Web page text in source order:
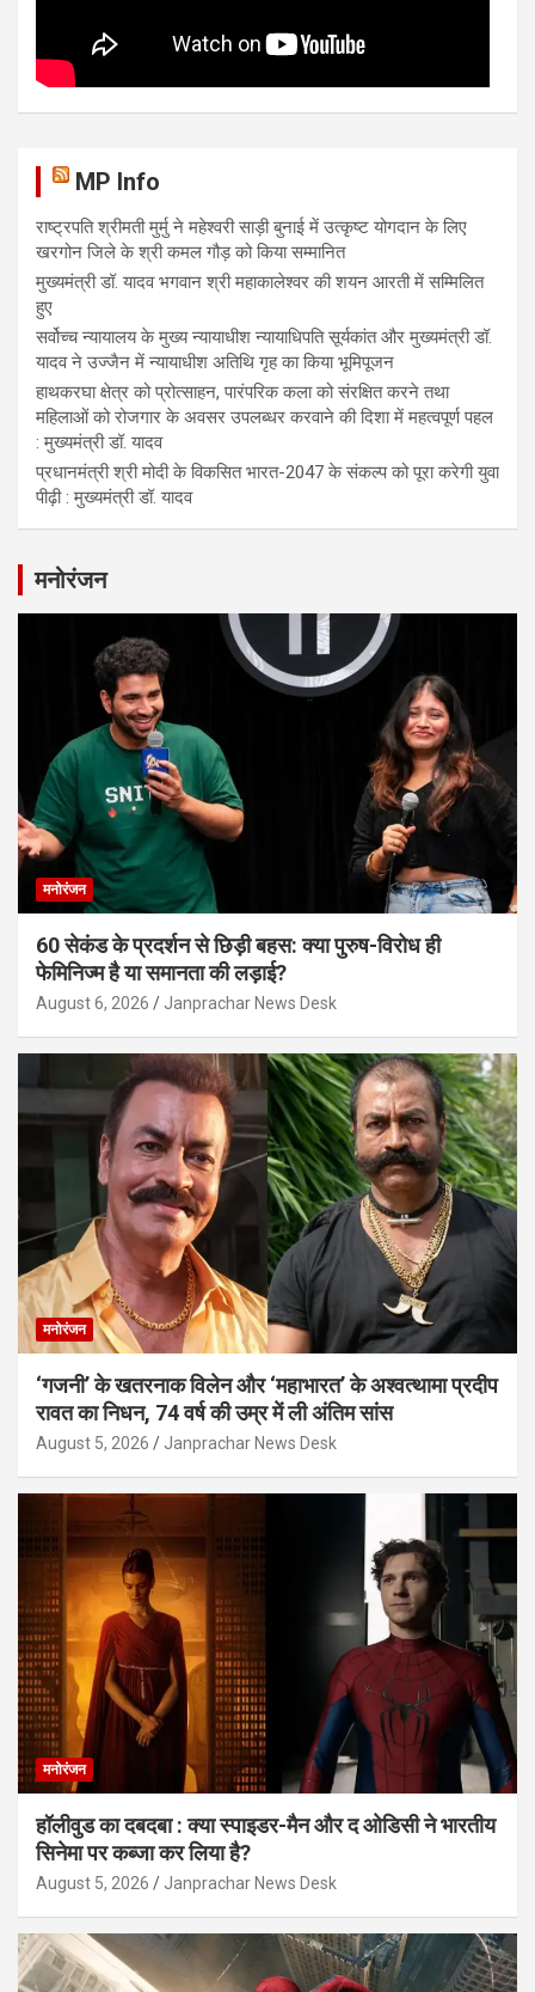
MP Info
राष्ट्रपति श्रीमती मुर्मु ने महेश्वरी साड़ी बुनाई में उत्कृष्ट योगदान के लिए
खरगोन जिले के श्री कमल गौड़ को किया सम्मानित
मुख्यमंत्री डॉ. यादव भगवान श्री महाकालेश्‍वर की शयन आरती में सम्मिलित
हुए
सर्वोच्च न्यायालय के मुख्‍य न्‍यायाधीश न्यायाधिपति सूर्यकांत और मुख्यमंत्री डॉ.
यादव ने उज्जैन में न्यायाधीश अतिथि गृह का किया भूमिपूजन
हाथकरघा क्षेत्र को प्रोत्साहन, पारंपरिक कला को संरक्षित करने तथा
महिलाओं को रोजगार के अवसर उपलब्धर करवाने की दिशा में महत्वपूर्ण पहल
: मुख्यमंत्री डॉ. यादव
प्रधानमंत्री श्री मोदी के विकसित भारत-2047 के संकल्प को पूरा करेगी युवा
पीढ़ी : मुख्यमंत्री डॉ. यादव
मनोरंजन
मनोरंजन
60 सेकंड के प्रदर्शन से छिड़ी बहस: क्या पुरुष-विरोध ही
फेमिनिज्म है या समानता की लड़ाई?
August 6, 2026 Janprachar News Desk
मनोरंजन
‘गजनी’ के खतरनाक विलेन और ‘महाभारत’ के अश्वत्थामा प्रदीप
रावत का निधन, 74 वर्ष की उम्र में ली अंतिम सांस
August 5, 2026 Janprachar News Desk
मनोरंजन
हॉलीवुड का दबदबा : क्या स्पाइडर-मैन और द ओडिसी ने भारतीय
सिनेमा पर कब्जा कर लिया है?
August 5, 2026 Janprachar News Desk